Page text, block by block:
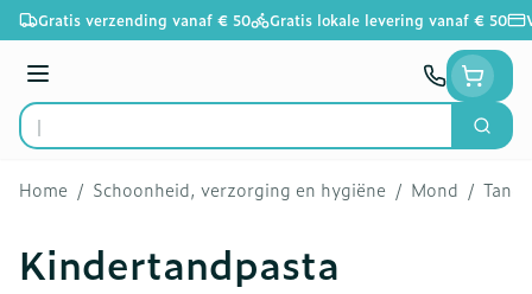
Ga naar de inhoud
Gratis verzending vanaf € 50 Gratis lokale levering vanaf € 50
Menu
Product, merk, categorie...
Zoek
Home / Schoonheid, verzorging en hygiëne / Mond /
Kindertandpasta